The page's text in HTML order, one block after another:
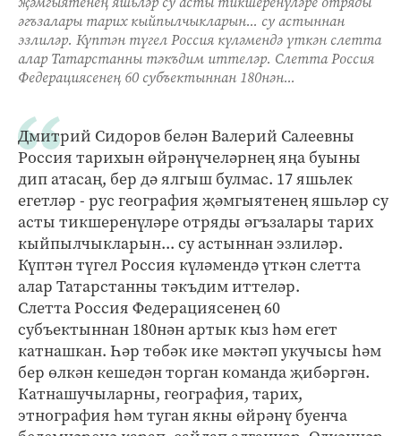
әгъзалары тарих кыйпылчыкларын... су астыннан
эзлиләр. Күптән түгел Россия күләмендә үткән слетта
алар Татарстанны тәкъдим иттеләр. Слетта Россия
Федерациясенең 60 субъектыннан 180нән...
Дмитрий Сидоров белән Валерий Салеевны
Россия тарихын өйрәнүчеләрнең яңа буыны
дип атасаң, бер дә ялгыш булмас. 17 яшьлек
егетләр - рус география җәмгыятенең яшьләр су
асты тикшеренүләре отряды әгъзалары тарих
кыйпылчыкларын... су астыннан эзлиләр.
Күптән түгел Россия күләмендә үткән слетта
алар Татарстанны тәкъдим иттеләр.
Слетта Россия Федерациясенең 60
субъектыннан 180нән артык кыз һәм егет
катнашкан. Һәр төбәк ике мәктәп укучысы һәм
бер өлкән кешедән торган команда җибәргән.
Катнашучыларны, география, тарих,
этнография һәм туган якны өйрәнү буенча